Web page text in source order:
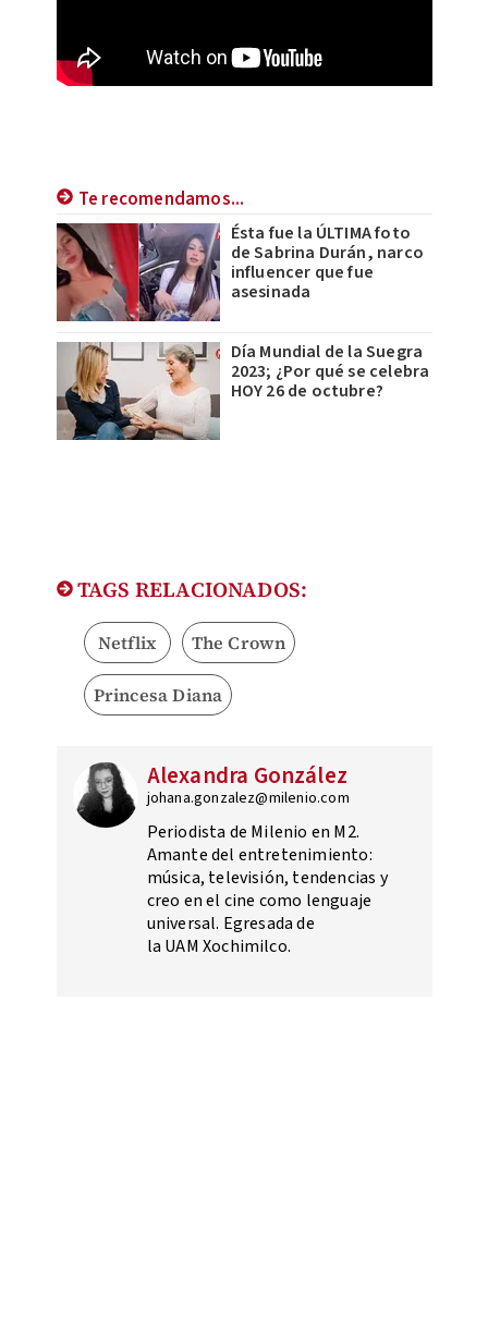
Te recomendamos...
Ésta fue la ÚLTIMA foto
de Sabrina Durán, narco
influencer que fue
asesinada
Día Mundial de la Suegra
2023; ¿Por qué se celebra
HOY 26 de octubre?
TAGS RELACIONADOS:
Netflix The Crown
Princesa Diana
Alexandra González
johana.gonzalez@milenio.com
Periodista de Milenio en M2.
Amante del entretenimiento:
música, televisión, tendencias y
creo en el cine como lenguaje
universal. Egresada de
la UAM Xochimilco.